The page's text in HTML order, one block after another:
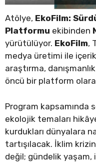
Atölye, EkoFilm:
Platformu ekibinden
yürütülüyor. EkoFilm,
medya üretimi ile
araştırma,
öncü bir platform
Program kapsamında
ekolojik temaları
kurdukları dünyalara
tartışılacak. İklim
değil; gündelik yaşam,